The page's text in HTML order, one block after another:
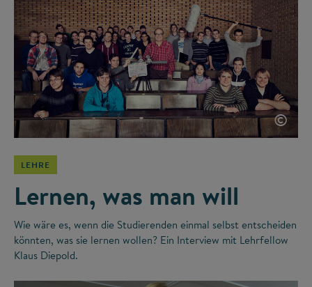
©
LEHRE
Lernen, was man will
Wie wäre es, wenn die Studierenden einmal selbst entscheiden
könnten, was sie lernen wollen? Ein Interview mit Lehrfellow
Klaus Diepold.